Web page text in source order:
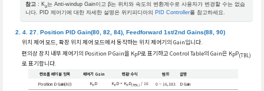
참고 : Ka는 Anti-windup Gain이고 β는 위치와 속도의 변환계수로 사용자가 변경할 수는 없습
니다. PID 제어기에 대한 자세한 설명은 위키피디아의 PID Controller를 참고하세요.
Position PID Gain(80, 82, 84), Feedforward 1st/2nd Gains(88, 90)
위치 제어 모드, 확장 위치 제어 모드에서 동작하는 위치 제어기의 Gain입니다.
편의상 장치 내부 제어기의 Position P Gain을 KPP로 표기하고 Control Table의 Gain은 KPP(TBL)
로 표기합니다.
컨트롤 테이블 항목 제어기 Gain 변환 수식 범위
설명
Position D Gain(80)
KPD KPD = KPD(TBL)/ 16 0 ~ 16,383
D Gain